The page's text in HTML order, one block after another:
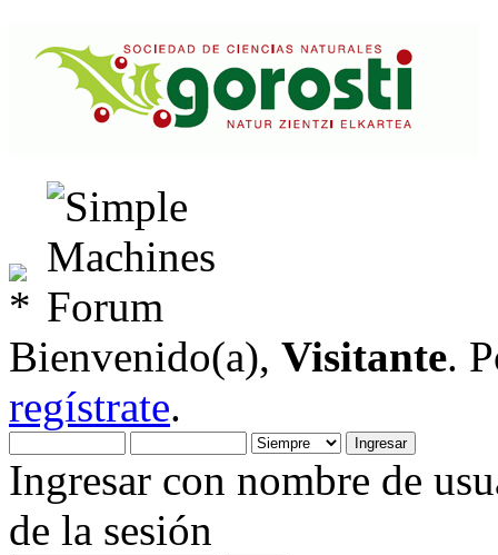
Bienvenido(a), Visitante.
regístrate.
Ingresar con nombre de
de la sesión